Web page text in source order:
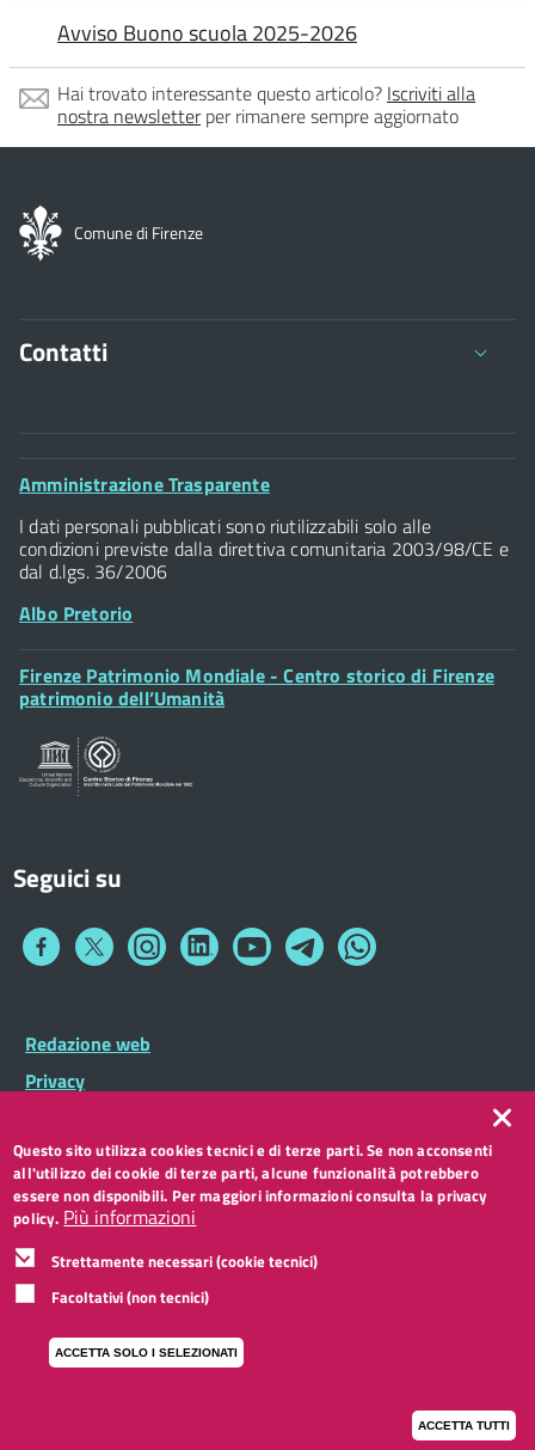
Avviso Buono scuola 2025-2026
Hai trovato interessante questo articolo? Iscriviti alla
nostra newsletterper rimanere sempre aggiornato
Comune di Firenze
Contatti
Comune di Firenze
Palazzo Vecchio
Piazza della Signoria - 50122, Firenze
P.IVA 01307110484
Posta Elettronica Certificata
Footer
Amministrazione Trasparente
I dati personali pubblicati sono riutilizzabili solo alle
condizioni previste dalla direttiva comunitaria 2003/98/CE e
dal d.lgs. 36/2006
Albo Pretorio
Footer
Widget
Firenze Patrimonio Mondiale - Centro storico di Firenze
patrimonio dell’Umanità
Seguici su
Collegamento
Collegamento
a
Collegamento
a
Collegamento
a
Collegamento
a
Collegamento
a
Collegamento
a
Footer
Widget
Footer
menu
Redazione web
Privacy
Accessibilità
CC BY 3.0 IT
Questo sito utilizza cookies tecnici e di terze parti. Se non acconsenti
all'utilizzo dei cookie di terze parti, alcune funzionalità potrebbero
essere non disponibili. Per maggiori informazioni consulta la privacy
policy. Più informazioni
Strettamente necessari (cookie tecnici)
Facoltativi (non tecnici)
ACCETTA SOLO I SELEZIONATI
ACCETTA TUTTI